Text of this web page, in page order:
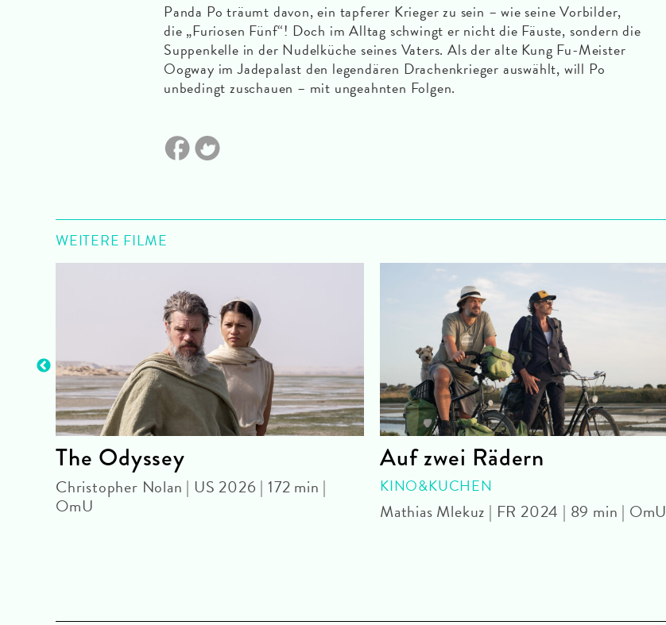
Panda Po träumt davon, ein tapferer Krieger zu sein – wie seine Vorbilder,
die „Furiosen Fünf“! Doch im Alltag schwingt er nicht die Fäuste, sondern die
Suppenkelle in der Nudelküche seines Vaters. Als der alte Kung Fu-Meister
Oogway im Jadepalast den legendären Drachenkrieger auswählt, will Po
unbedingt zuschauen – mit ungeahnten Folgen.
WEITERE FILME
The Odyssey
Christopher Nolan | US 2026 | 172 min |
OmU
Auf zwei Rädern
KINO&KUCHEN
Mathias Mlekuz | FR 2024 | 89 min | OmU